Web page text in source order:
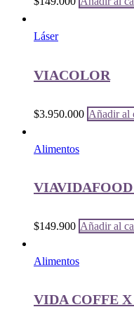
Láser
VIACOLOR
$3.950.000 Añadir al
Alimentos
$149.900 Añadir al
Alimentos
VIDA COFFE